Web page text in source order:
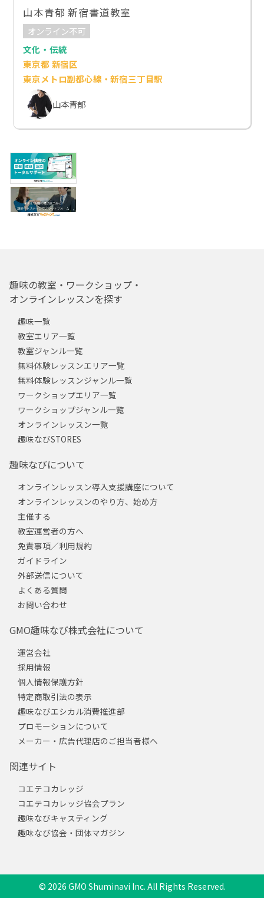
山本青郁 新宿書道教室
オンライン不可
文化・伝統
東京都 新宿区
東京メトロ副都心線・新宿三丁目駅
山本青郁
趣味の教室・ワークショップ・
オンラインレッスンを探す
趣味一覧
教室エリア一覧
教室ジャンル一覧
無料体験レッスンエリア一覧
無料体験レッスンジャンル一覧
ワークショップエリア一覧
ワークショップジャンル一覧
オンラインレッスン一覧
趣味なびSTORES
趣味なびについて
オンラインレッスン導入支援講座について
オンラインレッスンのやり方、始め方
主催する
教室運営者の方へ
免責事項／利用規約
ガイドライン
外部送信について
よくある質問
お問い合わせ
GMO趣味なび株式会社について
運営会社
採用情報
個人情報保護方針
特定商取引法の表示
趣味なびエシカル消費推進部
プロモーションについて
メーカー・広告代理店のご担当者様へ
関連サイト
コエテコカレッジ
コエテコカレッジ協会プラン
趣味なびキャスティング
趣味なび協会・団体マガジン
© 2026 GMO Shuminavi Inc. All Rights Reserved.